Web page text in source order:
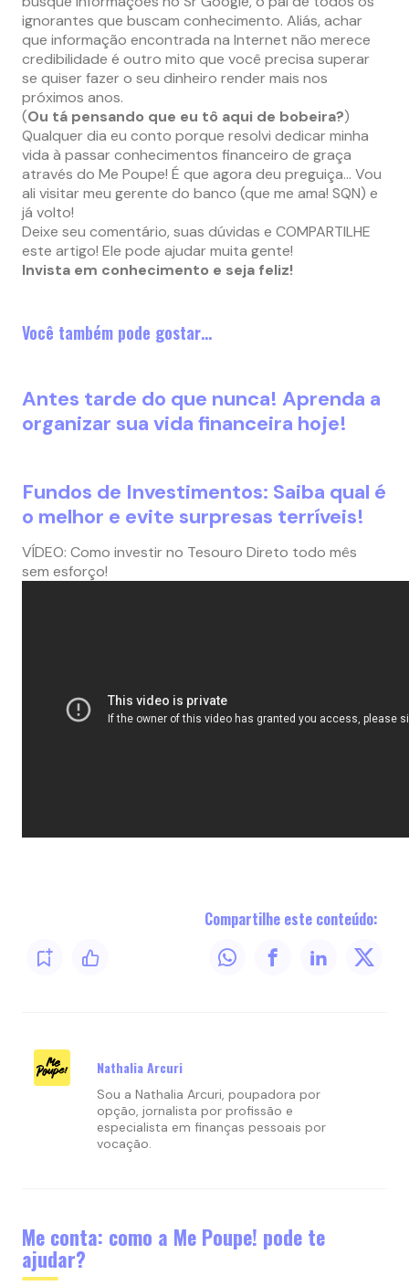
ignorantes que buscam conhecimento. Aliás, achar
que informação encontrada na Internet não merece
credibilidade é outro mito que você precisa superar
se quiser fazer o seu dinheiro render mais nos
próximos anos.
(Ou tá pensando que eu tô aqui de bobeira?)
Qualquer dia eu conto porque resolvi dedicar minha
vida à passar conhecimentos financeiro de graça
através do Me Poupe! É que agora deu preguiça… Vou
ali visitar meu gerente do banco (que me ama! SQN) e
já volto!
Deixe seu comentário, suas dúvidas e COMPARTILHE
este artigo! Ele pode ajudar muita gente!
Invista em conhecimento e seja feliz!
Você também pode gostar…
Antes tarde do que nunca! Aprenda a
organizar sua vida financeira hoje!
Fundos de Investimentos: Saiba qual é
o melhor e evite surpresas terríveis!
VÍDEO: Como investir no Tesouro Direto todo mês
sem esforço!
Compartilhe este conteúdo:
Nathalia Arcuri
Sou a Nathalia Arcuri, poupadora por
opção, jornalista por profissão e
especialista em finanças pessoais por
vocação.
Me conta: como a Me Poupe! pode te
ajudar?